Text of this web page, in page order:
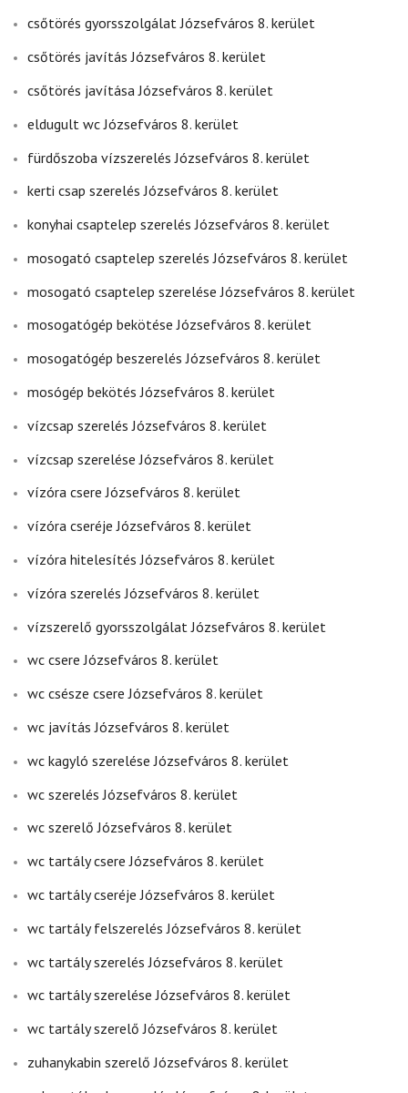
csőtörés gyorsszolgálat Józsefváros 8. kerület
csőtörés javítás Józsefváros 8. kerület
csőtörés javítása Józsefváros 8. kerület
eldugult wc Józsefváros 8. kerület
fürdőszoba vízszerelés Józsefváros 8. kerület
kerti csap szerelés Józsefváros 8. kerület
konyhai csaptelep szerelés Józsefváros 8. kerület
mosogató csaptelep szerelés Józsefváros 8. kerület
mosogató csaptelep szerelése Józsefváros 8. kerület
mosogatógép bekötése Józsefváros 8. kerület
mosogatógép beszerelés Józsefváros 8. kerület
mosógép bekötés Józsefváros 8. kerület
vízcsap szerelés Józsefváros 8. kerület
vízcsap szerelése Józsefváros 8. kerület
vízóra csere Józsefváros 8. kerület
vízóra cseréje Józsefváros 8. kerület
vízóra hitelesítés Józsefváros 8. kerület
vízóra szerelés Józsefváros 8. kerület
vízszerelő gyorsszolgálat Józsefváros 8. kerület
wc csere Józsefváros 8. kerület
wc csésze csere Józsefváros 8. kerület
wc javítás Józsefváros 8. kerület
wc kagyló szerelése Józsefváros 8. kerület
wc szerelés Józsefváros 8. kerület
wc szerelő Józsefváros 8. kerület
wc tartály csere Józsefváros 8. kerület
wc tartály cseréje Józsefváros 8. kerület
wc tartály felszerelés Józsefváros 8. kerület
wc tartály szerelés Józsefváros 8. kerület
wc tartály szerelése Józsefváros 8. kerület
wc tartály szerelő Józsefváros 8. kerület
zuhanykabin szerelő Józsefváros 8. kerület